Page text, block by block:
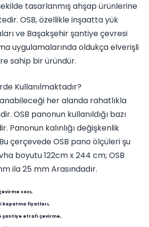
tasarlanmış ahşap ürünlerine
OSB, özellikle inşaatta yük
ve Başakşehir şantiye çevresi
uygulamalarında oldukça elverişli
sahip bir üründür.
Kullanılmaktadır?
her alanda rahatlıkla
OSB panonun kullanıldığı bazı
Panonun kalınlığı değişkenlik
çerçevede OSB pano ölçüleri şu
boyutu 122cm x 244 cm; OSB
ila 25 mm Arasındadır.
sacı,
kapatma fiyatları,
şantiye etrafı çevirme,